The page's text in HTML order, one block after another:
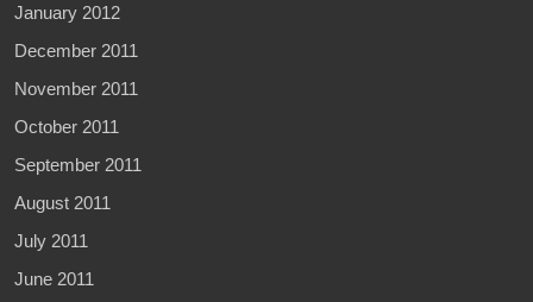
January 2012
December 2011
November 2011
October 2011
September 2011
August 2011
July 2011
June 2011